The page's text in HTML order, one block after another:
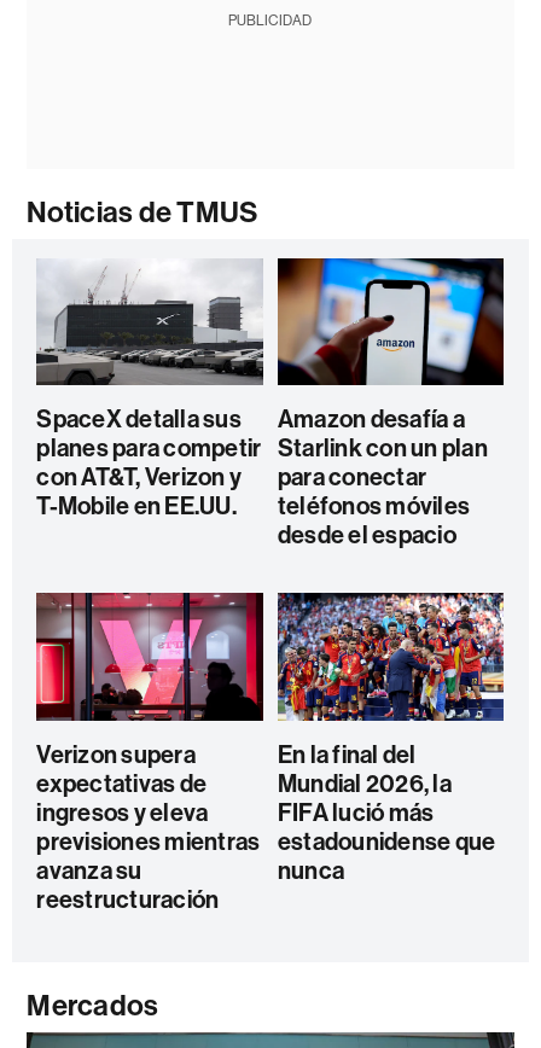
PUBLICIDAD
Noticias de TMUS
SpaceX detalla sus
planes para competir
con AT&T, Verizon y
T-Mobile en EE.UU.
Amazon desafía a
Starlink con un plan
para conectar
teléfonos móviles
desde el espacio
Verizon supera
expectativas de
ingresos y eleva
previsiones mientras
avanza su
reestructuración
En la final del
Mundial 2026, la
FIFA lució más
estadounidense que
nunca
Mercados